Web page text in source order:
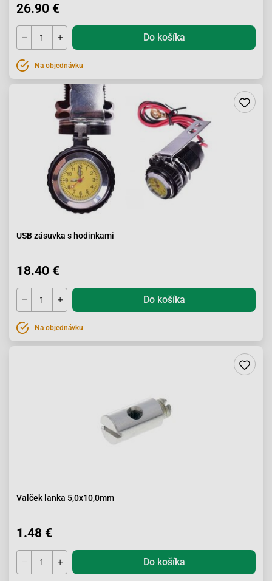
26.90 €
Do košíka
Na objednávku
USB zásuvka s hodinkami
18.40 €
Do košíka
Na objednávku
Valček lanka 5,0x10,0mm
1.48 €
Do košíka